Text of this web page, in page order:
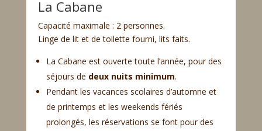
La Cabane
Capacité maximale : 2 personnes.
Linge de lit et de toilette fourni, lits faits.
La Cabane est ouverte toute l’année, pour des
séjours de deux nuits minimum.
Pendant les vacances scolaires d’automne et
de printemps et les weekends fériés
prolongés, les réservations se font pour des